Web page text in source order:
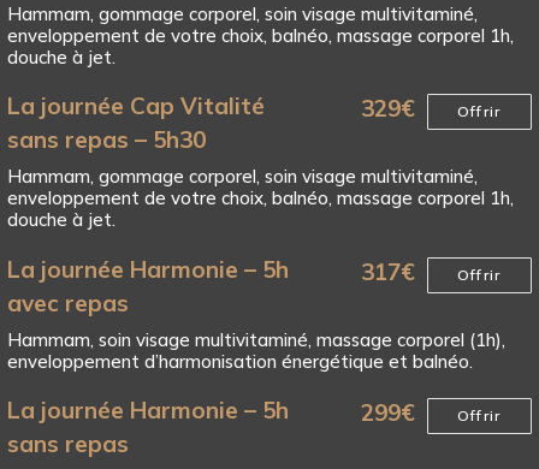
Hammam, gommage corporel, soin visage multivitaminé,
enveloppement de votre choix, balnéo, massage corporel 1h,
douche à jet.
La journée Cap Vitalité
sans repas – 5h30
329€ Offrir
Hammam, gommage corporel, soin visage multivitaminé,
enveloppement de votre choix, balnéo, massage corporel 1h,
douche à jet.
La journée Harmonie – 5h
avec repas
317€ Offrir
Hammam, soin visage multivitaminé, massage corporel (1h),
enveloppement d’harmonisation énergétique et balnéo.
La journée Harmonie – 5h
sans repas
299€ Offrir